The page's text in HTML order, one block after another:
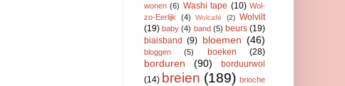
wonen (6) Washi tape (10) Wol-
zo-Eerlijk
(4) Wolcafé (2) Wolvilt
(19) baby (4) band (5) beurs (19)
biaisband (9) bloemen (46)
bloggen (5) boeken (28)
borduren (90)
borduurwol
(14) breien (189) brioche